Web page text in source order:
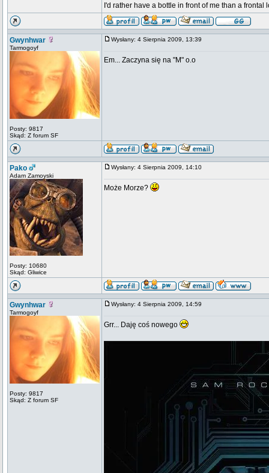
I'd rather have a bottle in front of me than a frontal
Gwynhwar
Tarmogoyf
Posty: 9817
Skąd: Z forum SF
Wysłany: 4 Sierpnia 2009, 13:39
Em... Zaczyna się na "M" o.o
Pako
Adam Zamoyski
Posty: 10680
Skąd: Gliwice
Wysłany: 4 Sierpnia 2009, 14:10
Może Morze?
Gwynhwar
Tarmogoyf
Posty: 9817
Skąd: Z forum SF
Wysłany: 4 Sierpnia 2009, 14:59
Grr... Daję coś nowego